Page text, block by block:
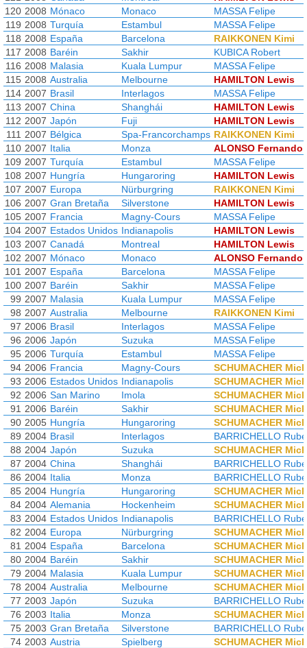
120 2008 Mónaco Monaco
MASSA Felipe
119 2008 Turquía Estambul
MASSA Felipe
118 2008 España Barcelona
RAIKKONEN Kimi
117 2008 Baréin Sakhir
KUBICA Robert
116 2008 Malasia Kuala Lumpur
MASSA Felipe
115 2008 Australia Melbourne
HAMILTON Lewis
114 2007 Brasil Interlagos
MASSA Felipe
113 2007 China Shanghái
HAMILTON Lewis
112 2007 Japón Fuji
HAMILTON Lewis
111 2007 Bélgica Spa-Francorchamps RAIKKONEN Kimi
110 2007 Italia Monza
ALONSO Fernando
109 2007 Turquía Estambul
MASSA Felipe
108 2007 Hungría Hungaroring
HAMILTON Lewis
107 2007 Europa Nürburgring
RAIKKONEN Kimi
106 2007 Gran Bretaña Silverstone
HAMILTON Lewis
105 2007 Francia Magny-Cours
MASSA Felipe
104 2007 Estados Unidos Indianapolis
HAMILTON Lewis
103 2007 Canadá Montreal
HAMILTON Lewis
102 2007 Mónaco Monaco
ALONSO Fernando
101 2007 España Barcelona
MASSA Felipe
100 2007 Baréin Sakhir
MASSA Felipe
99 2007 Malasia Kuala Lumpur
MASSA Felipe
98 2007 Australia Melbourne
RAIKKONEN Kimi
97 2006 Brasil Interlagos
MASSA Felipe
96 2006 Japón Suzuka
MASSA Felipe
95 2006 Turquía Estambul
MASSA Felipe
94 2006 Francia Magny-Cours
SCHUMACHER
93 2006 Estados Unidos Indianapolis
SCHUMACHER
92 2006 San Marino Imola
SCHUMACHER
91 2006 Baréin Sakhir
SCHUMACHER
90 2005 Hungría Hungaroring
SCHUMACHER
89 2004 Brasil Interlagos
BARRICHELLO
88 2004 Japón Suzuka
SCHUMACHER
87 2004 China Shanghái
BARRICHELLO
86 2004 Italia Monza
BARRICHELLO
85 2004 Hungría Hungaroring
SCHUMACHER
84 2004 Alemania Hockenheim
SCHUMACHER
83 2004 Estados Unidos Indianapolis
BARRICHELLO
82 2004 Europa Nürburgring
SCHUMACHER
81 2004 España Barcelona
SCHUMACHER
80 2004 Baréin Sakhir
SCHUMACHER
79 2004 Malasia Kuala Lumpur
SCHUMACHER
78 2004 Australia Melbourne
SCHUMACHER
77 2003 Japón Suzuka
BARRICHELLO
76 2003 Italia Monza
SCHUMACHER
75 2003 Gran Bretaña Silverstone
BARRICHELLO
74 2003 Austria Spielberg
SCHUMACHER